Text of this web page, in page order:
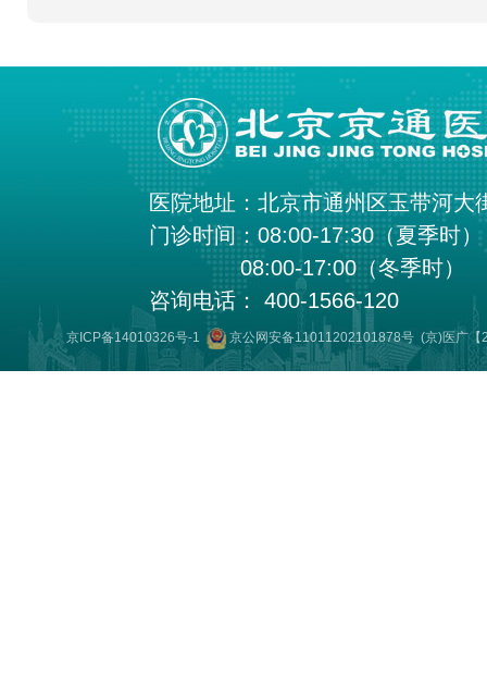
医院地址：北京市通州区玉带河大
门诊时间：08:00-17:30（夏季时）
08:00-17:00（冬季时）
咨询电话： 400-1566-120
京ICP备14010326号-1 京公网安备11011202101878号(京)医广【